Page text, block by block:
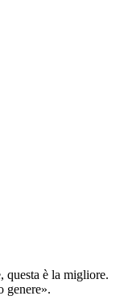
questa è la migliore.
genere».